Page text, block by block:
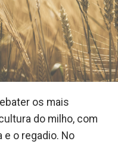
os mais
do milho, com
e o regadio. No